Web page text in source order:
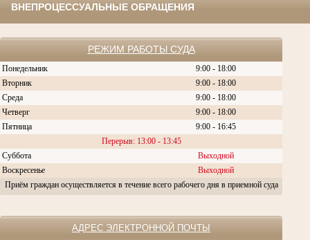
ВНЕПРОЦЕССУАЛЬНЫЕ ОБРАЩЕНИЯ
РЕЖИМ РАБОТЫ СУДА
Понедельник
9:00 - 18:00
Вторник
9:00 - 18:00
Среда
9:00 - 18:00
Четверг
9:00 - 18:00
Пятница
9:00 - 16:45
Перерыв: 13:00 - 13:45
Суббота
Выходной
Воскресенье
Выходной
Приём граждан осуществляется в течение всего рабочего дня в приемной суда
АДРЕС ЭЛЕКТРОННОЙ ПОЧТЫ